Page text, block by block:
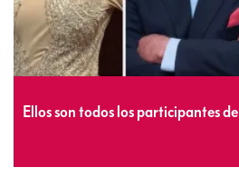
Ellos son todos los participantes